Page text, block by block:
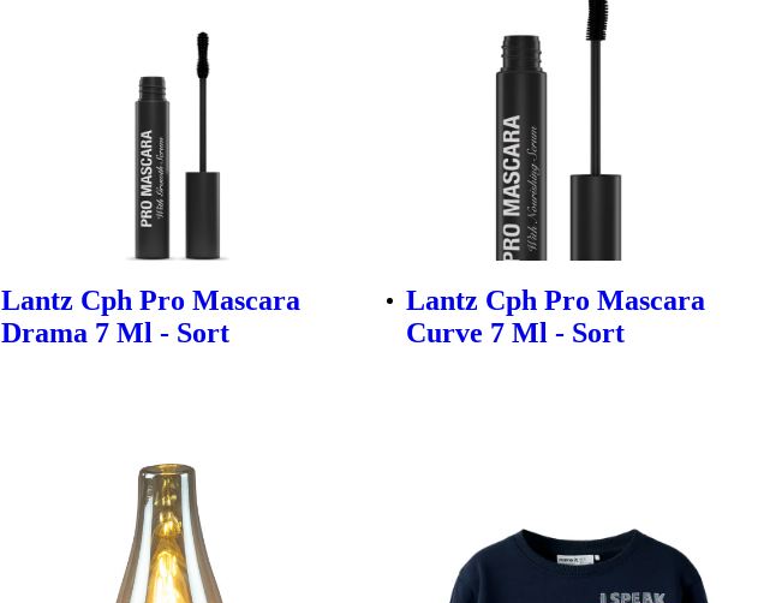
Lantz Cph Pro Mascara
Drama 7 Ml - Sort
Lantz Cph Pro Mascara
Curve 7 Ml - Sort